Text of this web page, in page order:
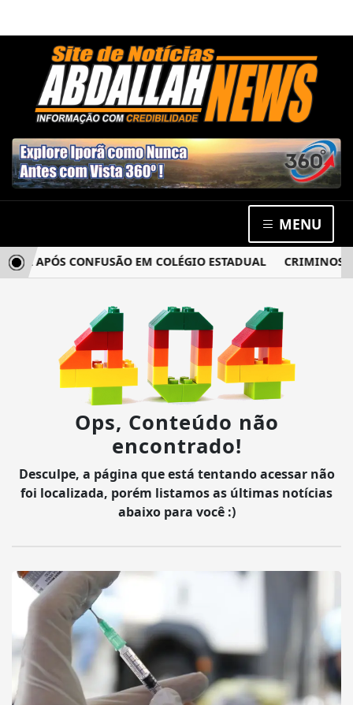
MENU
APÓS CONFUSÃO EM COLÉGIO ESTADUAL
Ops, Conteúdo não
encontrado!
Desculpe, a página que está tentando acessar não
foi localizada, porém listamos as últimas notícias
abaixo para você :)